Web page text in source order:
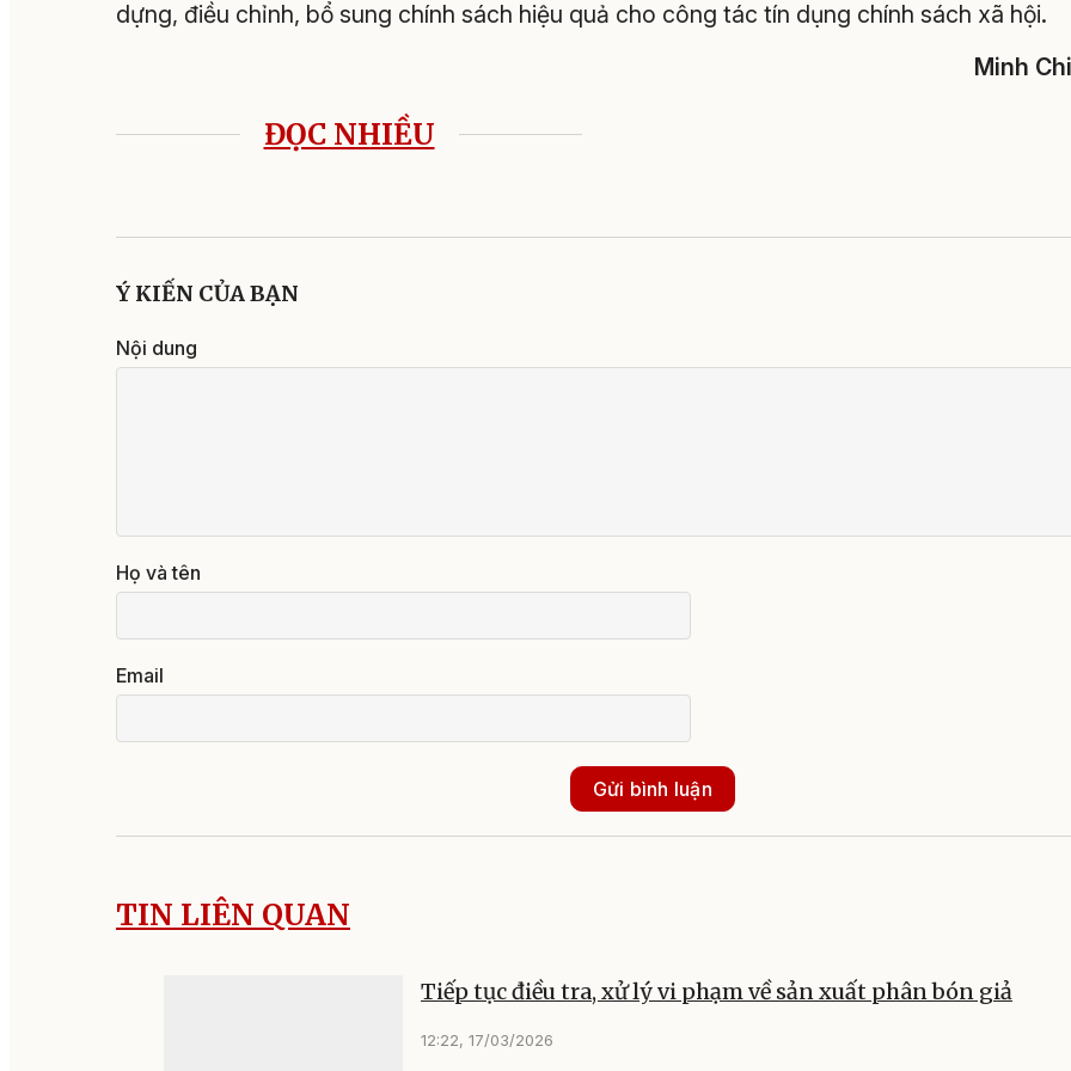
dựng, điều chỉnh, bổ sung chính sách hiệu quả cho công tác tín dụng chính sách xã hội.
Minh Chi
ĐỌC NHIỀU
Ý KIẾN CỦA BẠN
Nội dung
Họ và tên
Email
Gửi bình luận
TIN LIÊN QUAN
Tiếp tục điều tra, xử lý vi phạm về sản xuất phân bón giả
12:22, 17/03/2026